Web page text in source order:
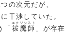
の次元だが、
干渉していた。
「 祓魔師
エクソシスト
」が存在